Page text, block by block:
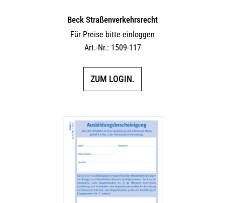
Beck Straßenverkehrsrecht
Für Preise bitte einloggen
Art.-Nr.: 1509-117
ZUM LOGIN.